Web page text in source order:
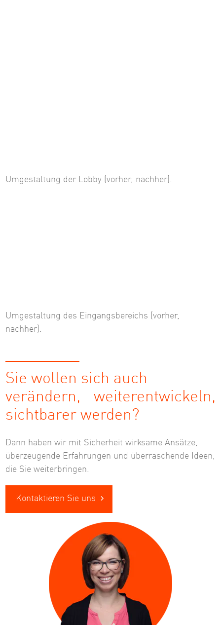
Umgestaltung der Lobby (vorher, nachher).
Umgestaltung des Eingangsbereichs (vorher,
nachher).
Sie wollen sich auch
verändern, weiterentwickeln,
sichtbarer werden?
Dann haben wir mit Sicherheit wirksame Ansätze,
überzeugende Erfahrungen und überraschende Ideen,
die Sie weiterbringen.
Kontaktieren Sie uns